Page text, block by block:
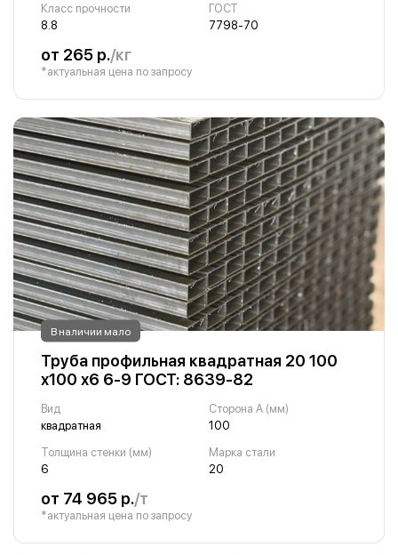
Класс прочности
8.8
ГОСТ
7798-70
от 265 р./кг
*актуальная цена по запросу
В наличии мало
Труба профильная квадратная 20 100
х100 х6 6-9 ГОСТ: 8639-82
Вид
квадратная
Сторона A (мм)
100
Толщина стенки (мм)
6
Марка стали
20
от 74 965 р./т
*актуальная цена по запросу